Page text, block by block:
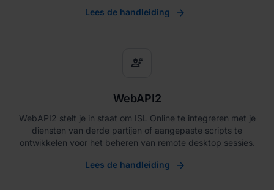
Lees de handleiding
engineering
WebAPI2
WebAPI2 stelt je in staat om ISL Online te integreren met je
diensten van derde partijen of aangepaste scripts te
ontwikkelen voor het beheren van remote desktop sessies.
Lees de handleiding